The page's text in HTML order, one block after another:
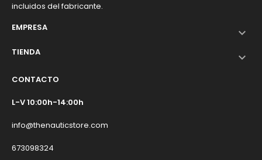
incluidos del fabricante.
EMPRESA

TIENDA 
CONTACTO
L-V 10:00h-14:00h
info@thenauticstore.com
673098324